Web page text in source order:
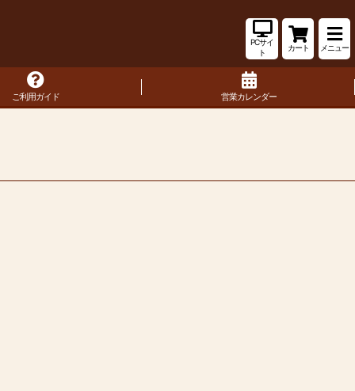
PCサイ
ト
カート メニュー
ご利用ガイド 営業カレンダー